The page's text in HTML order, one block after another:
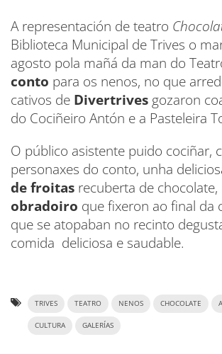
A representación de teatro
Biblioteca Municipal de Trives o
agosto pola mañá da man do
conto para os nenos, no que
cativos de Divertrives gozaron
do Cociñeiro Antón e a Pasteleira
O público asistente puido cociñar,
personaxes do conto, unha
de froitas recuberta de chocolate,
obradoiro que fixeron ao final da
que se atopaban no recinto
comida deliciosa e saudable.
TRIVES TEATRO NENOS CHOCOLATE
CULTURA GALERÍAS